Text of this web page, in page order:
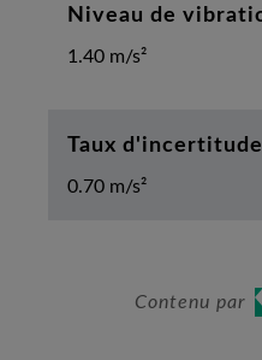
Niveau de
1.40 m/s²
Taux
0.70 m/s²
Contenu par